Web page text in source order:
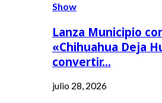
Show
Lanza Municipio
«Chihuahua Deja
convertir…
julio 28, 2026